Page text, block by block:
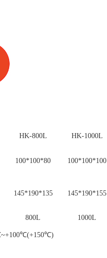
HK-800L HK-1000L
100*100*80 100*100*100
145*190*135 145*190*155
800L 1000L